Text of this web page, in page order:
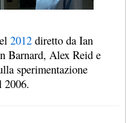
2012 diretto da Ian
Barnard, Alex Reid e
sperimentazione
2006.